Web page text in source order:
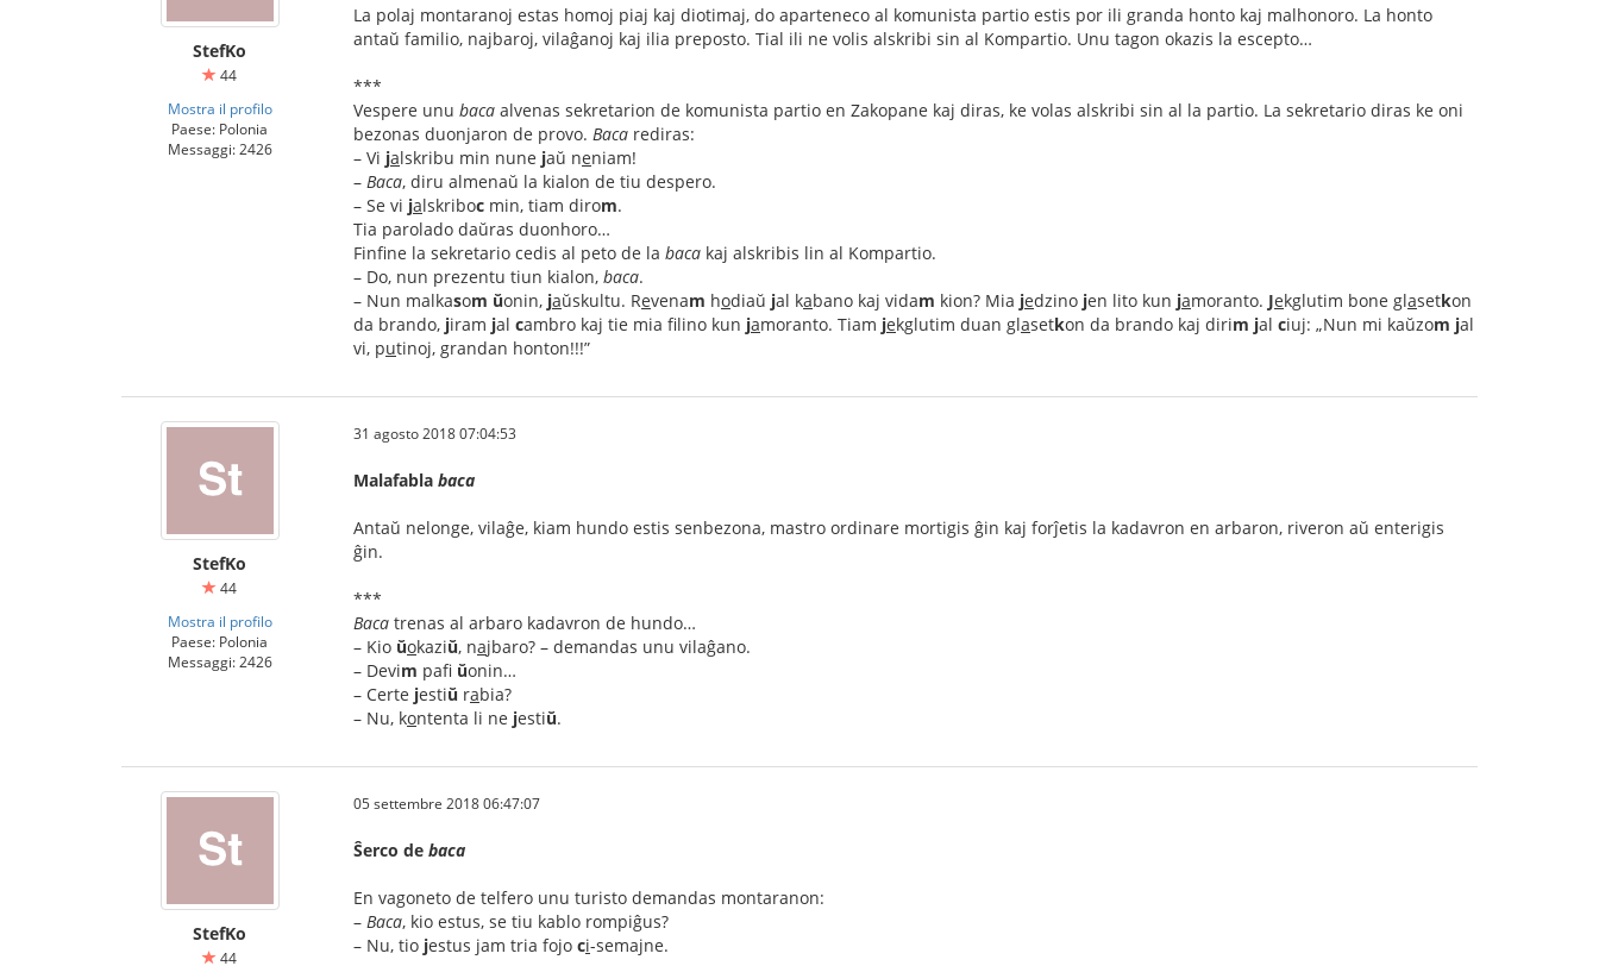
StefKo
44
Mostra il profilo
Paese: Polonia
Messaggi: 2426
La polaj montaranoj estas homoj piaj kaj diotimaj, do aparteneco al komunista partio estis por ili granda honto kaj malhonoro. La honto
antaŭ familio, najbaroj, vilaĝanoj kaj ilia preposto. Tial ili ne volis alskribi sin al Kompartio. Unu tagon okazis la escepto…
***
Vespere unu baca alvenas sekretarion de komunista partio en Zakopane kaj diras, ke volas alskribi sin al la partio. La sekretario diras ke oni
bezonas duonjaron de provo. Baca rediras:
– Vi jalskribu min nune jaŭ neniam!
– Baca, diru almenaŭ la kialon de tiu despero.
– Se vi jalskriboc min, tiam dirom.
Tia parolado daŭras duonhoro…
Finfine la sekretario cedis al peto de la baca kaj alskribis lin al Kompartio.
– Do, nun prezentu tiun kialon, baca.
– Nun malkasom ŭonin, jaŭskultu. Revenam hodiaŭ jal kabano kaj vidam kion? Mia jedzino jen lito kun jamoranto. Jekglutim bone glasetkon
da brando, jiram jal cambro kaj tie mia flino kun jamoranto. Tiam jekglutim duan glasetkon da brando kaj dirim jal ciuj: „Nun mi kaŭzom jal
vi, putinoj, grandan honton!!!”
StefKo
44
Mostra il profilo
Paese: Polonia
Messaggi: 2426
31 agosto 2018 07:04:53
Malafabla baca
Antaŭ nelonge, vilaĝe, kiam hundo estis senbezona, mastro ordinare mortigis ĝin kaj forĵetis la kadavron en arbaron, riveron aŭ enterigis
ĝin.
***
Baca trenas al arbaro kadavron de hundo…
– Kio ŭokaziŭ, najbaro? – demandas unu vilaĝano.
– Devim pafi ŭonin…
– Certe jestiŭ rabia?
– Nu, kontenta li ne jestiŭ.
StefKo
44
05 settembre 2018 06:47:07
Ŝerco de baca
En vagoneto de telfero unu turisto demandas montaranon:
– Baca, kio estus, se tiu kablo rompiĝus?
– Nu, tio jestus jam tria fojo ci-semajne.